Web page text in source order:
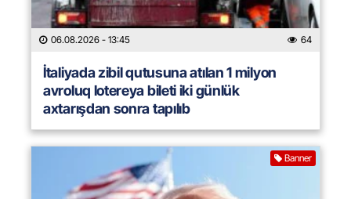
06.08.2026 - 13:45 64
İtaliyada zibil qutusuna atılan 1 milyon
avroluq lotereya bileti iki günlük
axtarışdan sonra tapılıb
Banner